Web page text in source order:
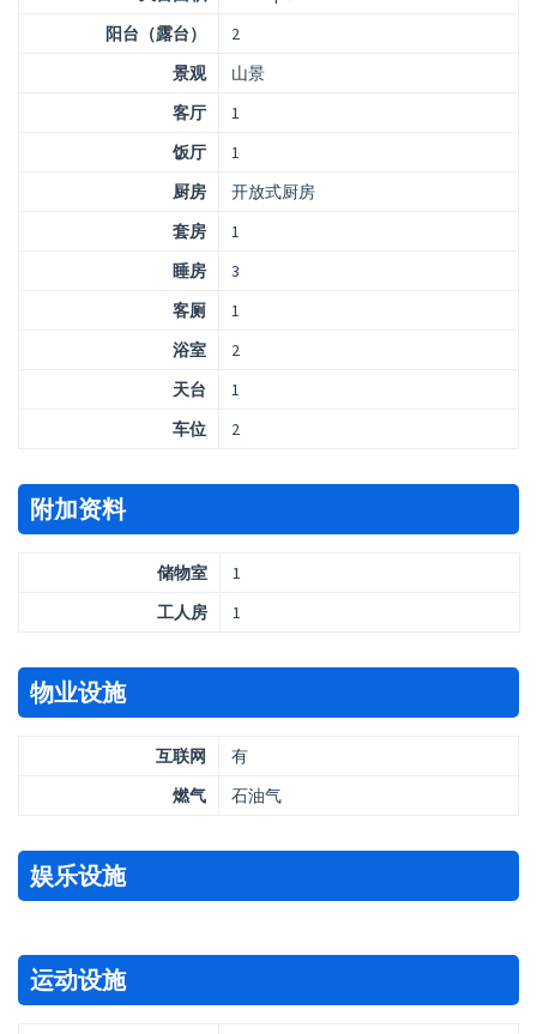
阳台（露台）
2
景观
山景
客厅
1
饭厅
1
厨房
开放式厨房
套房
1
睡房
3
客厕
1
浴室
2
天台
1
车位
2
附加资料
储物室
1
工人房
1
物业设施
互联网
有
燃气
石油气
娱乐设施
运动设施